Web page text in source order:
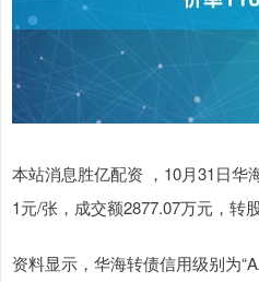
本站消息胜亿配资 ，10月31日华
1元/张，成交额2877.07万元，转
资料显示，华海转债信用级别为